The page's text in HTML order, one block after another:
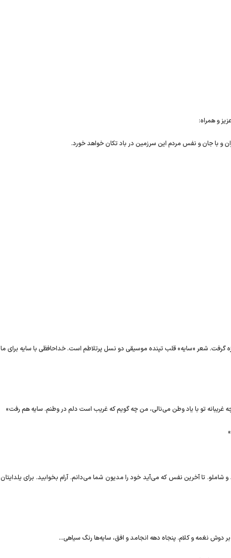
و همراه:
و با جان و نفس مردم این سرزمین در باد تکان خواهد خورد.
شعر «سایه» قلب تپنده موسیقی دو نسل پرتلاطم است. خداحافظی با سایه برای ما
غریبانه تو با یاد وطن می‌نالی، من چه گویم که غریب است دلم در وطنم. سایه هم رفت»
شاملو. تا آخرین نفس که می‌آید خود را مدیون شما می‌دانم. آرام بخوابید. برای یلدایتان
دوش نغمه و کلام. پنجاه دهه انجامد و افق، سایه‌ها رنگ سیاهی...